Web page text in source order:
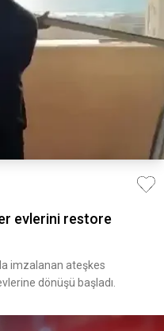
evlerini restore
imzalanan ateşkes
dönüşü başladı.